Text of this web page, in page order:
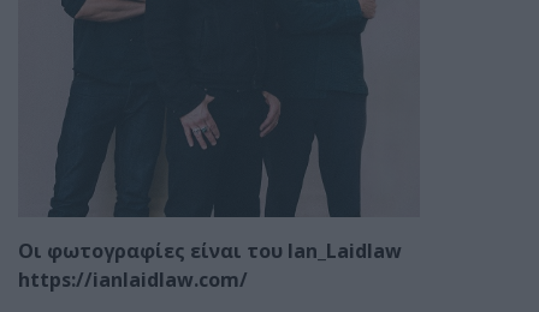
Οι φωτογραφίες είναι του Ian_Laidlaw
https://ianlaidlaw.com/